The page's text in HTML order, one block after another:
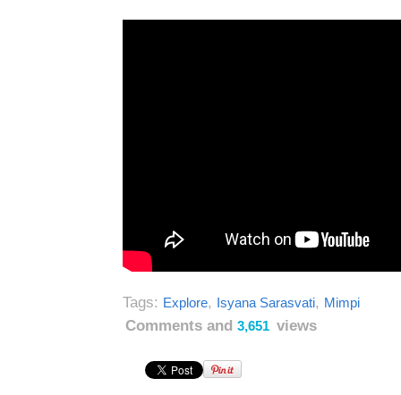
Tags: Explore, Isyana Sarasvati, Mimpi
Comments and 3,651 views